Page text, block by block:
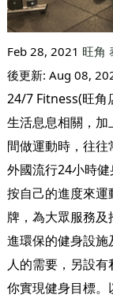
Feb 28, 2021 旺角
後更新: Aug 08,
24/7 Fitness(旺角
生活息息相關，
間做運動時，往往
外國流行24小時
按自己的進度來
牌，為大眾服務
進環保的健身設
人的需要，另設
你實現健身目標